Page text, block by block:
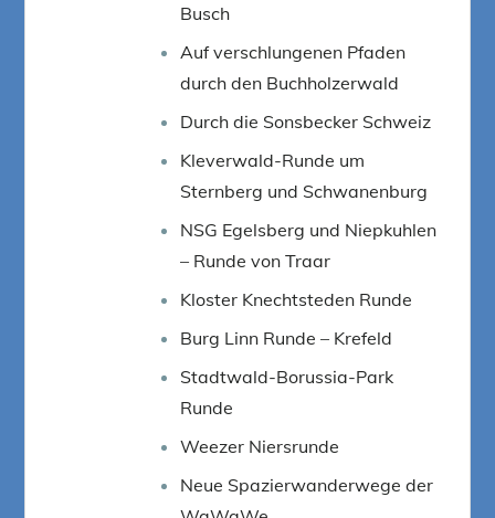
Busch
Auf verschlungenen Pfaden
durch den Buchholzerwald
Durch die Sonsbecker Schweiz
Kleverwald-Runde um
Sternberg und Schwanenburg
NSG Egelsberg und Niepkuhlen
– Runde von Traar
Kloster Knechtsteden Runde
Burg Linn Runde – Krefeld
Stadtwald-Borussia-Park
Runde
Weezer Niersrunde
Neue Spazierwanderwege der